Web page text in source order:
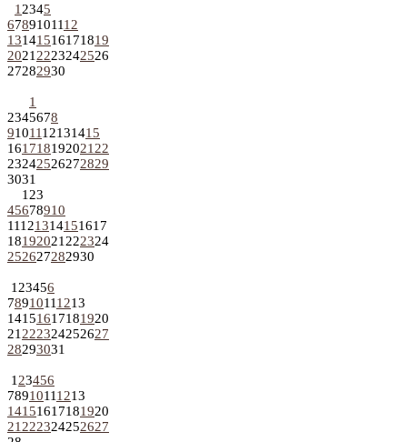
1 2345
6789101112
13141516171819
2021 2223242526
27282930
1
2345678
9101112131415
161718192021 22
23242526272829
3031
1 23
45678910
11121314151617
18192021 222324
252627282930
1 23456
78910111213
14151617181920
21 222324252627
28293031
1 23456
78910111213
14151617181920
21 222324252627